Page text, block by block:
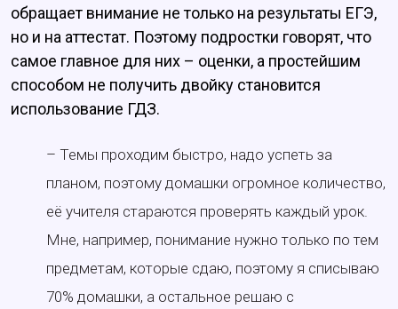
обращает внимание не только на результаты ЕГЭ,
но и на аттестат. Поэтому подростки говорят, что
самое главное для них – оценки, а простейшим
способом не получить двойку становится
использование ГДЗ.
– Темы проходим быстро, надо успеть за
планом, поэтому домашки огромное количество,
её учителя стараются проверять каждый урок.
Мне, например, понимание нужно только по тем
предметам, которые сдаю, поэтому я списываю
70% домашки, а остальное решаю с